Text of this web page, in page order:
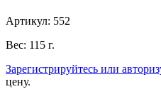
Артикул: 552
Вес: 115 г.
Зарегистрируйтесь или
цену.